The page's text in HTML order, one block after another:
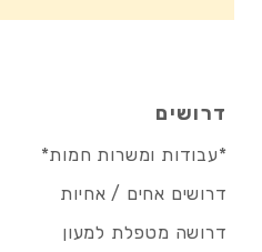
דרושים
*עבודות ומשרות חמות*
דרושים אחים / אחיות
דרושה מטפלת למעון